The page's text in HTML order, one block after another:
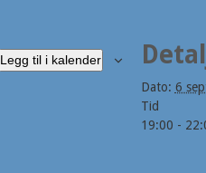
Legg til i kalender
Dato: 6
Tid
19:00 -